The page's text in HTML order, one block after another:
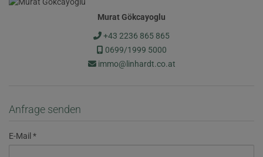
Murat Gökcayoglu
+43 2236 865 865
0699/1999 5000
immo@linhardt.co.at
Anfrage senden
E-Mail